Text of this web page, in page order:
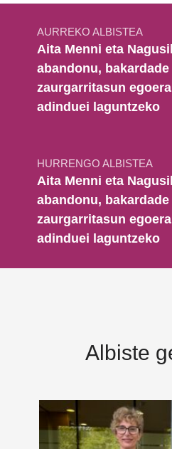
Bidalketetan zehar nabigatu
AURREKO ALBISTEA
Aita Menni eta
abandonu, bakardade
zaurgarritasun
adinduei laguntzeko
HURRENGO ALBISTEA
Aita Menni eta
abandonu, bakardade
zaurgarritasun
adinduei laguntzeko
Albiste